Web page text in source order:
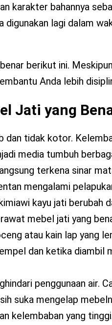
karakter bahannya
digunakan lagi dalam
berikut ini.
Anda lebih
Jati yang
tidak kotor.
media tumbuh
terkena sinar
mengalami
kayu jati berubah
mebel jati yang
atau kain lap yang
dan ketika diambil
penggunaan air.
suka mengelap
kelembaban yang